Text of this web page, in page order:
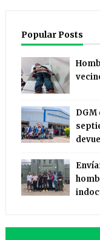
Popular Posts